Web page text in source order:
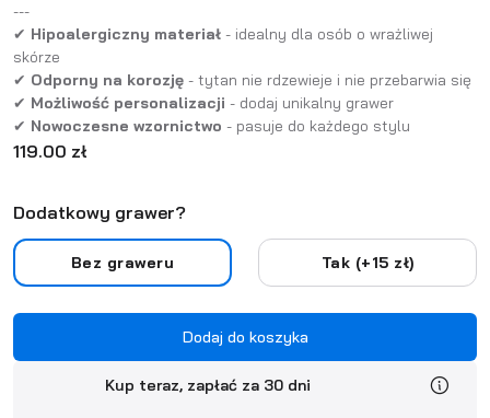
---
✔ Hipoalergiczny materiał - idealny dla osób o wrażliwej
skórze
✔ Odporny na korozję - tytan nie rdzewieje i nie przebarwia się
✔ Możliwość personalizacji - dodaj unikalny grawer
✔ Nowoczesne wzornictwo - pasuje do każdego stylu
119.00 zł
Dodatkowy grawer?
Bez graweru Tak (+15 zł)
Kup teraz, zapłać za 30 dni